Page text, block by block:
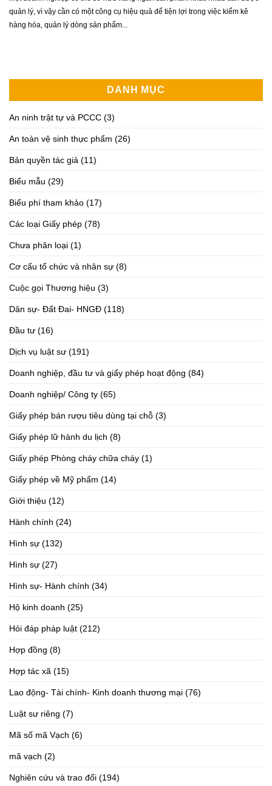
quản lý, vì vậy cần có một công cụ hiệu quả để tiện lợi trong việc kiểm kê
hàng hóa, quản lý dòng sản phẩm...
DANH MỤC
An ninh trật tự và PCCC (3)
An toàn vệ sinh thực phẩm (26)
Bản quyền tác giả (11)
Biểu mẫu (29)
Biểu phí tham khảo (17)
Các loại Giấy phép (78)
Chưa phân loại (1)
Cơ cấu tổ chức và nhân sự (8)
Cuộc gọi Thương hiệu (3)
Dân sự- Đất Đai- HNGĐ (118)
Đầu tư (16)
Dịch vụ luật sư (191)
Doanh nghiệp, đầu tư và giấy phép hoạt động (84)
Doanh nghiệp/ Công ty (65)
Giấy phép bán rượu tiêu dùng tại chỗ (3)
Giấy phép lữ hành du lịch (8)
Giấy phép Phòng cháy chữa cháy (1)
Giấy phép về Mỹ phẩm (14)
Giới thiệu (12)
Hành chính (24)
Hình sự (132)
Hình sự (27)
Hình sự- Hành chính (34)
Hộ kinh doanh (25)
Hỏi đáp pháp luật (212)
Hợp đồng (8)
Hợp tác xã (15)
Lao động- Tài chính- Kinh doanh thương mại (76)
Luật sư riêng (7)
Mã số mã Vạch (6)
mã vạch (2)
Nghiên cứu và trao đổi (194)